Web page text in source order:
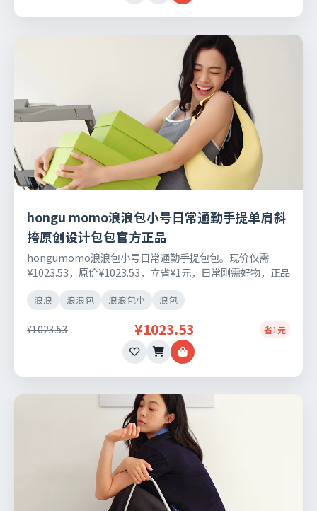
hongu momo浪浪包小号日常通勤手提单肩斜
挎原创设计包包官方正品
hongumomo浪浪包小号日常通勤手提包包。现价仅需
¥1023.53，原价¥1023.53，立省¥1元，日常刚需好物，正品
浪浪 浪浪包 浪浪包小 浪包
¥1023.53 ¥1023.53 省1元